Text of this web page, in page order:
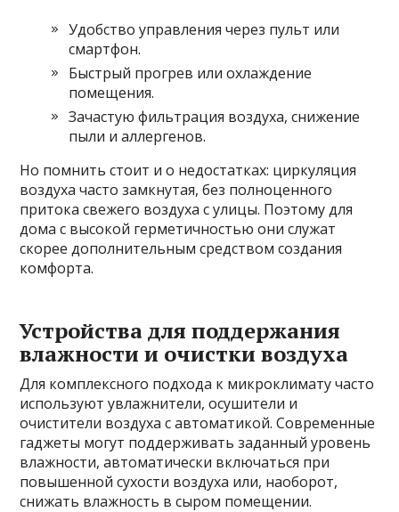
Удобство управления через пульт или
смартфон.
Быстрый прогрев или охлаждение
помещения.
Зачастую фильтрация воздуха, снижение
пыли и аллергенов.
Но помнить стоит и о недостатках: циркуляция
воздуха часто замкнутая, без полноценного
притока свежего воздуха с улицы. Поэтому для
дома с высокой герметичностью они служат
скорее дополнительным средством создания
комфорта.
Устройства для поддержания
влажности и очистки воздуха
Для комплексного подхода к микроклимату часто
используют увлажнители, осушители и
очистители воздуха с автоматикой. Современные
гаджеты могут поддерживать заданный уровень
влажности, автоматически включаться при
повышенной сухости воздуха или, наоборот,
снижать влажность в сыром помещении.